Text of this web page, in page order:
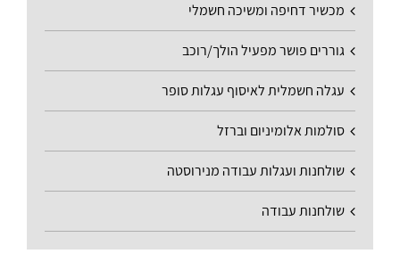
מכשיר דחיפה ומשיכה חשמלי
גוררים פושר מפעיל הולך/רוכב
עגלה חשמלית לאיסוף עגלות סופר
סולמות אלומיניום וברזל
שולחנות ועגלות עבודה מנירוסטה
שולחנות עבודה